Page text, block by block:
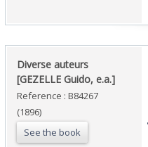
‎Diverse auteurs
[GEZELLE Guido, e.a.]‎
Reference : B84267
(1896)
See the book